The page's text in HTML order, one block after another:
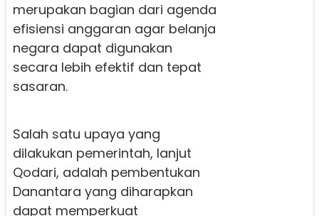
merupakan bagian dari agenda
efisiensi anggaran agar belanja
negara dapat digunakan
secara lebih efektif dan tepat
sasaran.
Salah satu upaya yang
dilakukan pemerintah, lanjut
Qodari, adalah pembentukan
Danantara yang diharapkan
dapat memperkuat